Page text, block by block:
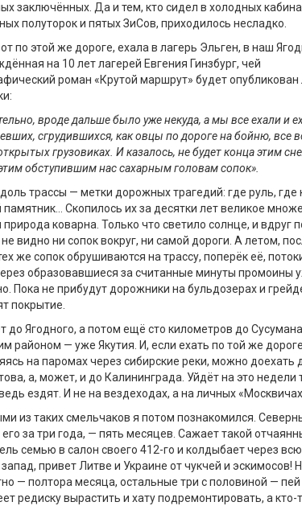
заключённых. Да и тем, кто сидел в холодных
полуторок и пятых ЗиСов, приходилось несладко.
по этой же дороге, ехала в лагерь Эльген, в наш
на 10 лет лагерей Евгения Гинзбург, чей
роман «Крутой маршрут» будет
вроде дальше было уже некуда, а мы все ехали и
сгрудившихся, как овцы по дороге на бойню, все
грузовиках. И казалось, не будет конца этим
обступившим нас сахарным головам сопок».
трассы — метки дорожных трагедий: где руль, где
Скопилось их за десятки лет великое
коварна. Только что светило солнце, и вдруг
видно ни сопок вокруг, ни самой дороги. А летом,
же сопок обрушиваются на трассу, поперёк её,
образовавшиеся за считанные минуты промоины
Пока не прибудут дорожники на бульдозерах и
покрытие.
до Ягодного, а потом ещё сто километров до
районом — уже Якутия. И, если ехать по той же
на паромах через сибирские реки, можно доехать
а, может, и до Калининграда. Уйдёт на это недели
ездят. И не на вездеходах, а на личных
из таких смельчаков я потом познакомился.
его за три года, — пять месяцев. Сажает такой
семью в салон своего 412-го и колдыбает через всю
привет Литве и Украине от чукчей и эскимосов!
— полтора месяца, остальные три с половиной — пей
редиску вырастить и хату подремонтировать, а